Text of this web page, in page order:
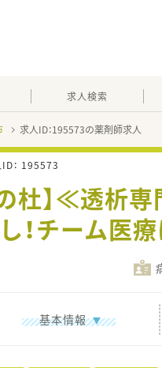
求人検索
求人ID：195573の薬剤師求人
： 195573
杜】≪透析
！チーム医
基本情報